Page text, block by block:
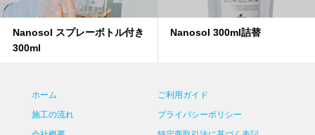
Nanosol スプレーボトル付き
300ml
Nanosol 300ml詰替
ホーム
施工の流れ
ご利用ガイド
プライバシーポリシー